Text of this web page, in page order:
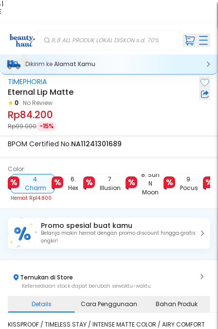
|
8.8 ALL PRODUK LOKAL DISKON s.d. 70%
Dikirim keAlamat Kamu
TIMEPHORIA
Eternal Lip Matte
0 No Review
Rp84.200
Rp99.000 -15%
BPOM Certified No.NA11241301689
Color:
4.
Charm
Hemat Rp14.800
6.
Hex
7.
Illusion
8. Sun
N
Moon
9.
Pocus
Promo spesial buat kamu
Belanja makin hemat dengan promo discount hingga gratis
ongkir!
Temukan di Store
Ketersediaan stock dapat berubah sewaktu-waktu
Details Cara Penggunaan Bahan Produk
KISSPROOF / TIMELESS STAY / INTENSE MATTE COLOR / AIRY COMFORT